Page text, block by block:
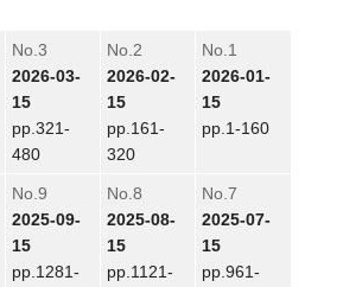
No.3
2026-03-
15
pp.321-
480
No.2
2026-02-
15
pp.161-
320
No.1
2026-01-
15
pp.1-160
No.9
2025-09-
15
pp.1281-
No.8
2025-08-
15
pp.1121-
No.7
2025-07-
15
pp.961-